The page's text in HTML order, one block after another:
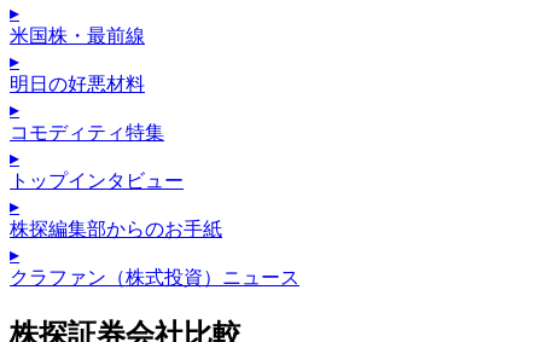
▸
米国株・最前線
▸
明日の好悪材料
▸
コモディティ特集
▸
トップインタビュー
▸
株探編集部からのお手紙
▸
クラファン（株式投資）ニュース
株探証券会社比較